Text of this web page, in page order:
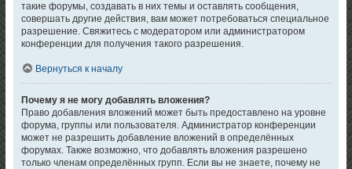
такие форумы, создавать в них темы и оставлять сообщения,
совершать другие действия, вам может потребоваться специальное
разрешение. Свяжитесь с модератором или администратором
конференции для получения такого разрешения.
Вернуться к началу
Почему я не могу добавлять вложения?
Право добавления вложений может быть предоставлено на уровне
форума, группы или пользователя. Администратор конференции
может не разрешить добавление вложений в определённых
форумах. Также возможно, что добавлять вложения разрешено
только членам определённых групп. Если вы не знаете, почему не